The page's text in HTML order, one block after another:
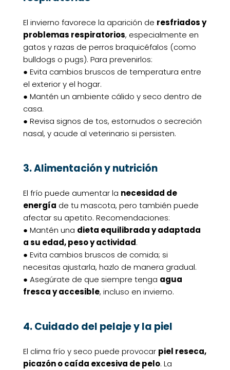
El invierno favorece la aparición de resfriados y
problemas respiratorios, especialmente en
gatos y razas de perros braquicéfalos (como
bulldogs o pugs). Para prevenirlos:
● Evita cambios bruscos de temperatura entre
el exterior y el hogar.
● Mantén un ambiente cálido y seco dentro de
casa.
● Revisa signos de tos, estornudos o secreción
nasal, y acude al veterinario si persisten.
3. Alimentación y nutrición
El frío puede aumentar la necesidad de
energía de tu mascota, pero también puede
afectar su apetito. Recomendaciones:
● Mantén una dieta equilibrada y adaptada
a su edad, peso y actividad.
● Evita cambios bruscos de comida; si
necesitas ajustarla, hazlo de manera gradual.
● Asegúrate de que siempre tenga agua
fresca y accesible, incluso en invierno.
4. Cuidado del pelaje y la piel
El clima frío y seco puede provocar piel reseca,
picazón o caída excesiva de pelo. La